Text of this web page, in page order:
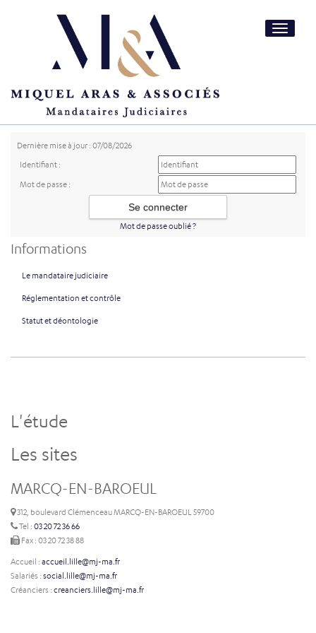
Toggle
Dernière mise à jour : 07/08/2026
Identifiant :
Mot de passe :
Mot de passe oublié ?
Informations
Le mandataire judiciaire
Réglementation et contrôle
Statut et déontologie
L'étude
Les sites
MARCQ-EN-BAROEUL
312, boulevard Clémenceau MARCQ-EN-BAROEUL 59700
Tel : 03 20 72 36 66
Fax : 03 20 72 38 88
Accueil : accueil.lille@mj-ma.fr
Salariés : social.lille@mj-ma.fr
Créanciers : creanciers.lille@mj-ma.fr